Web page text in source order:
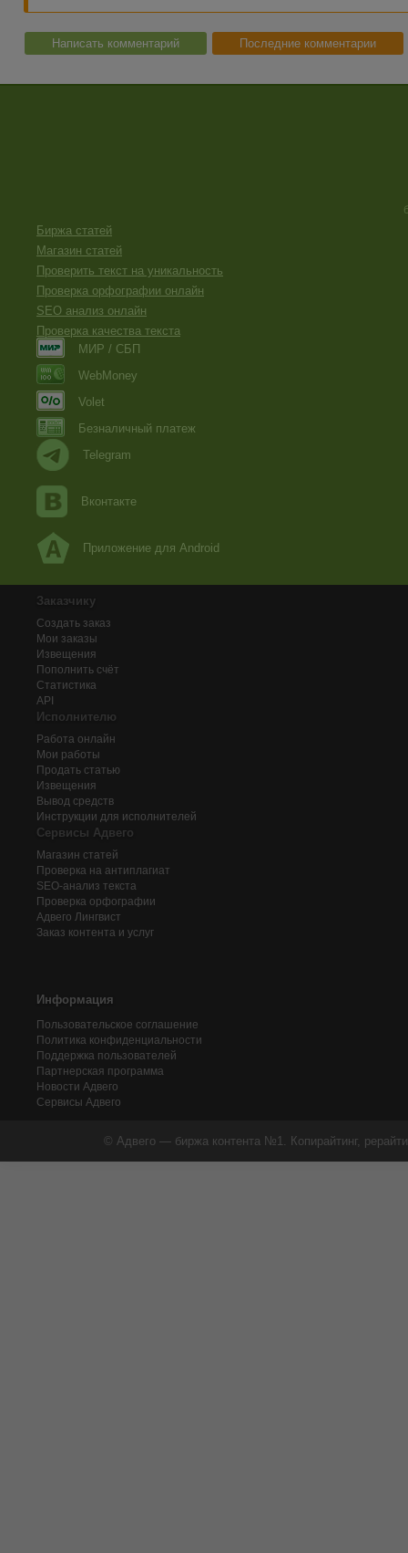
Написать комментарий Последние комментарии
Биржа статей
Магазин статей
Проверить текст на уникальность
Проверка орфографии онлайн
SEO анализ онлайн
Проверка качества текста
МИР / СБП
WebMoney
Volet
Безналичный платеж
Telegram
Вконтакте
Приложение для Android
Заказчику
Создать заказ
Мои заказы
Извещения
Пополнить счёт
Статистика
API
Исполнителю
Работа онлайн
Мои работы
Продать статью
Извещения
Вывод средств
Инструкции для исполнителей
Сервисы Адвего
Магазин статей
Проверка на антиплагиат
SEO-анализ текста
Проверка орфографии
Адвего Лингвист
Заказ контента и услуг
Информация
Пользовательское соглашение
Политика конфиденциальности
Поддержка пользователей
Партнерская программа
Новости Адвего
Сервисы Адвего
© Адвего — биржа контента №1. Копирайтинг,